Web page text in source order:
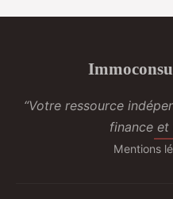
“Votre ressource
finance et
Mentions